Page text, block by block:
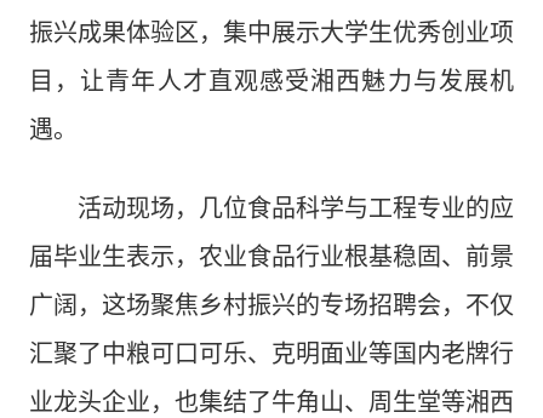
振兴成果体验区，集中展示大学生优秀创业项
目，让青年人才直观感受湘西魅力与发展机
遇。
活动现场，几位食品科学与工程专业的应
届毕业生表示，农业食品行业根基稳固、前景
广阔，这场聚焦乡村振兴的专场招聘会，不仅
汇聚了中粮可口可乐、克明面业等国内老牌行
业龙头企业，也集结了牛角山、周生堂等湘西